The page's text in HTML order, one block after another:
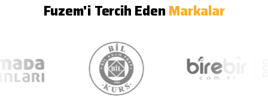
Fuzem'i Tercih Eden Markalar